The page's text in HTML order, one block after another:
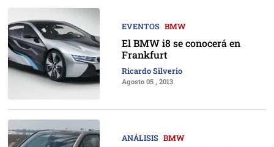
EVENTOS BMW
El BMW i8 se conocerá en
Frankfurt
Ricardo Silverio
Agosto 05 , 2013
ANÁLISIS BMW